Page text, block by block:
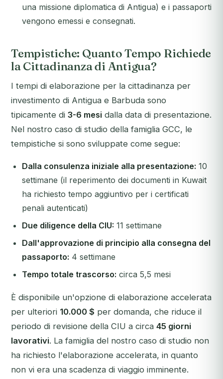
una missione diplomatica di Antigua) e i passaporti
vengono emessi e consegnati.
Tempistiche: Quanto Tempo Richiede
la Cittadinanza di Antigua?
I tempi di elaborazione per la cittadinanza per
investimento di Antigua e Barbuda sono
tipicamente di 3-6 mesi dalla data di presentazione.
Nel nostro caso di studio della famiglia GCC, le
tempistiche si sono sviluppate come segue:
Dalla consulenza iniziale alla presentazione: 10
settimane (il reperimento dei documenti in Kuwait
ha richiesto tempo aggiuntivo per i certificati
penali autenticati)
Due diligence della CIU: 11 settimane
Dall'approvazione di principio alla consegna del
passaporto: 4 settimane
Tempo totale trascorso: circa 5,5 mesi
È disponibile un'opzione di elaborazione accelerata
per ulteriori 10.000 $ per domanda, che riduce il
periodo di revisione della CIU a circa 45 giorni
lavorativi. La famiglia del nostro caso di studio non
ha richiesto l'elaborazione accelerata, in quanto
non vi era una scadenza di viaggio imminente.